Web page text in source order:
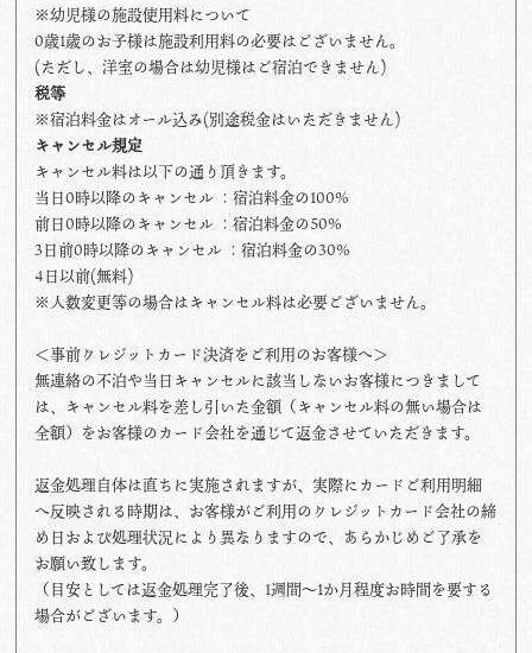
※幼児様の施設使用料について
0歳1歳のお子様は施設利用料の必要はございません。
(ただし、洋室の場合は幼児様はご宿泊できません)
税等
※宿泊料金はオール込み(別途税金はいただきません)
キャンセル規定
キャンセル料は以下の通り頂きます。
当日0時以降のキャンセル ：宿泊料金の100%
前日0時以降のキャンセル ：宿泊料金の50%
3日前0時以降のキャンセル ：宿泊料金の30%
4日以前(無料)
※人数変更等の場合はキャンセル料は必要ございません。
＜事前クレジットカード決済をご利用のお客様へ＞
無連絡の不泊や当日キャンセルに該当しないお客様につきまして
は、キャンセル料を差し引いた金額（キャンセル料の無い場合は
全額）をお客様のカード会社を通じて返金させていただきます。
返金処理自体は直ちに実施されますが、実際にカードご利用明細
へ反映される時期は、お客様がご利用のクレジットカード会社の締
め日および処理状況により異なりますので、あらかじめご了承を
お願い致します。
（目安としては返金処理完了後、1週間～1か月程度お時間を要する
場合がございます。）